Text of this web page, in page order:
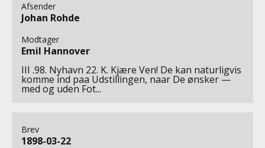
Afsender
Johan Rohde
Modtager
Emil Hannover
III .98. Nyhavn 22. K. Kjære Ven! De kan naturligvis
komme ind paa Udstillingen, naar De ønsker —
med og uden Fot...
Brev
1898-03-22